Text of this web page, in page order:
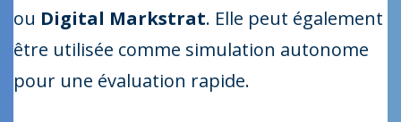
ou Digital Markstrat. Elle peut également
être utilisée comme simulation autonome
pour une évaluation rapide.